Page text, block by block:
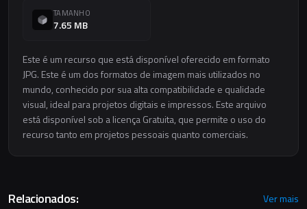
TAMANHO
7.65 MB
Este é um recurso que está disponível oferecido em formato
JPG. Este é um dos formatos de imagem mais utilizados no
mundo, conhecido por sua alta compatibilidade e qualidade
visual, ideal para projetos digitais e impressos. Este arquivo
está disponível sob a licença Gratuita, que permite o uso do
recurso tanto em projetos pessoais quanto comerciais.
Relacionados: Ver mais